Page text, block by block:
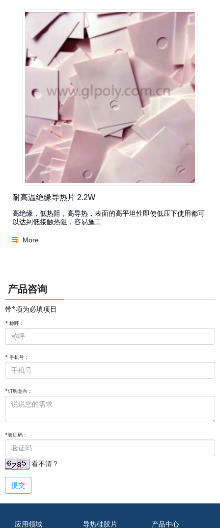
耐高温绝缘导热片 2.2W
高绝缘，低热阻，高导热，表面的高平坦性即使低压下使用都可
以达到低接触热阻，容易施工
More
产品咨询
带*项为必填项目
* 称呼：
* 手机号：
*订购意向：
*验证码：
看不清？
提交
应用领域 导热硅胶片 产品中心